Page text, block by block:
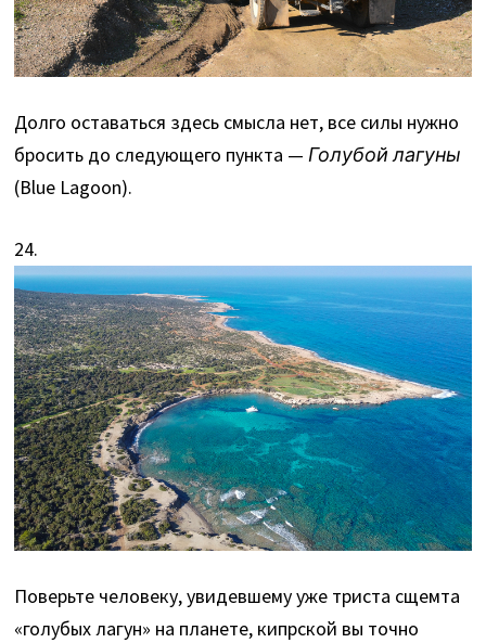
Долго оставаться здесь смысла нет, все силы нужно
бросить до следующего пункта —Голубой лагуны
(Blue Lagoon).
24.
Поверьте человеку, увидевшему уже триста сщемта
«голубых лагун» на планете, кипрской вы точно